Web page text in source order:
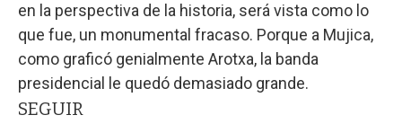
en la perspectiva de la historia, será vista como lo
que fue, un monumental fracaso. Porque a Mujica,
como graficó genialmente Arotxa, la banda
presidencial le quedó demasiado grande.
SEGUIR